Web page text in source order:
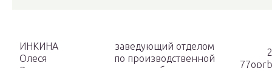
ИНКИНА
Олеся
заведующий отделом
по производственной